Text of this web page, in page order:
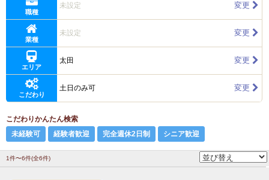
職種
未設定 変更
業種
未設定 変更
エリア
太田 変更
こだわり
土日のみ可 変更
こだわりかんたん検索
未経験可
経験者歓迎 完全週休2日制 シニア歓迎
1件〜6件(全6件)